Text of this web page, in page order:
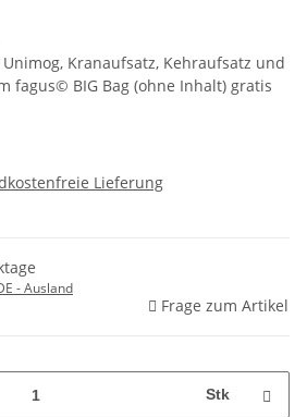
Kranaufsatz, Kehraufsatz und
fagus© BIG Bag (ohne Inhalt) gratis
Lieferung
- Ausland
Frage zum Artikel
Stk